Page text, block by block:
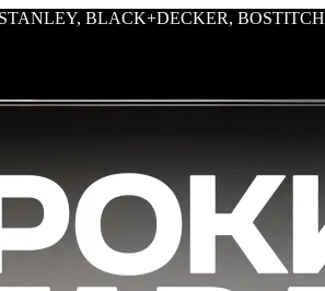
STANLEY, BLACK+DECKER, BOSTITCH